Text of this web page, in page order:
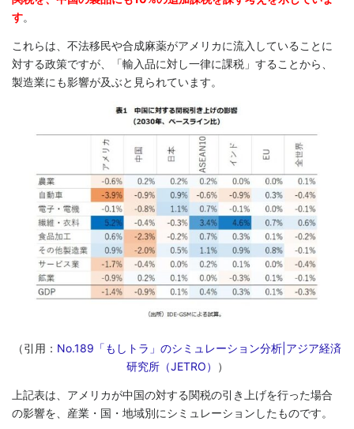
す。
これらは、不法移民や合成麻薬がアメリカに流入していることに
対する政策ですが、「輸入品に対し一律に課税」することから、
製造業にも影響が及ぶと見られています。
（引用： No.189「もしトラ」のシミュレーション分析|アジア経済
研究所（JETRO）
）
上記表は、アメリカが中国の対する関税の引き上げを行った場合
の影響を、産業・国・地域別にシミュレーションしたものです。